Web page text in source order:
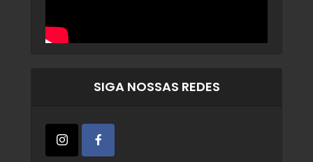
SIGA NOSSAS REDES